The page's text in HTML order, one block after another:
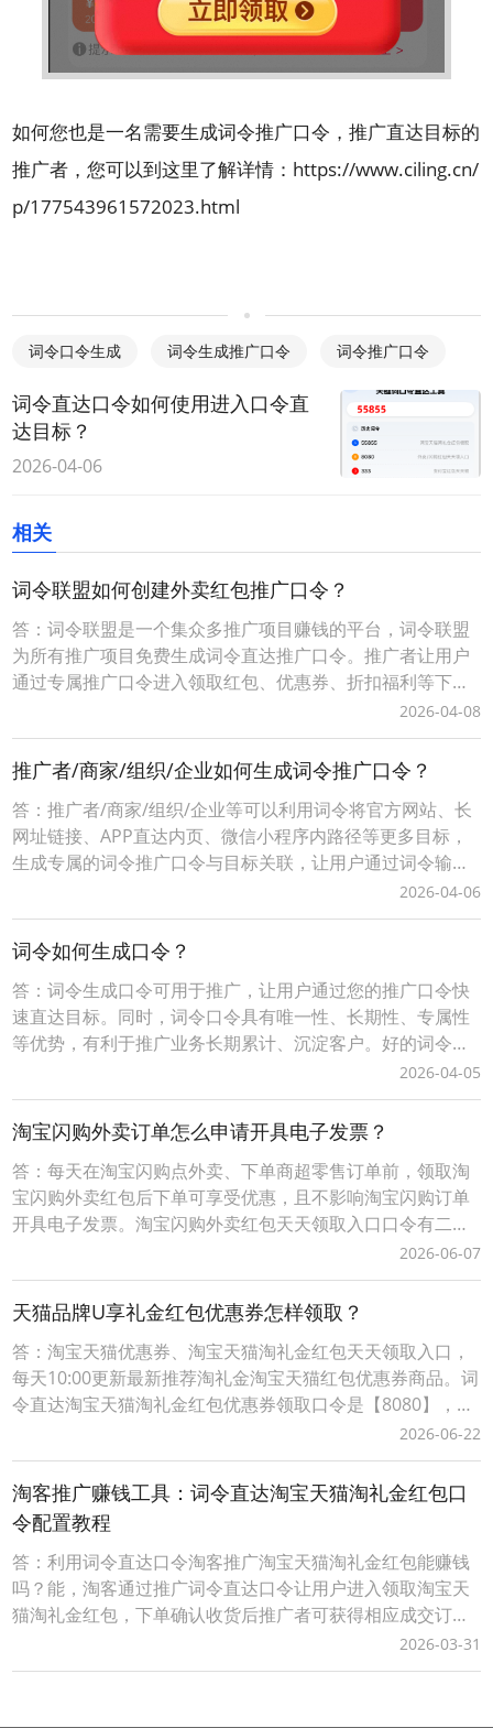
如何您也是一名需要生成词令推广口令，推广直达目标的
推广者，您可以到这里了解详情： https://www.ciling.cn/
p/177543961572023.html
词令口令生成 词令生成推广口令 词令推广口令
词令直达口令如何使用进入口令直
达目标？
2026-04-06
相关
词令联盟如何创建外卖红包推广口令？
答：词令联盟是一个集众多推广项目赚钱的平台，词令联盟
为所有推广项目免费生成词令直达推广口令。推广者让用户
通过专属推广口令进入领取红包、优惠券、折扣福利等下单
可享受优惠，推广者可获得成交订单相应的佣金轻松赚钱。0
成本无压力、多劳多得时间自由、您只需做好一件事让用户
通过您的词令直达专属推广口令或推广素材进入下单即可获
得佣金，无需处理发货、服务等问题。词令联盟如何创建
2026-04-08
推广者/商家/组织/企业如何生成词令推广口令？
答：推广者/商家/组织/企业等可以利用词令将官方网站、长
网址链接、APP直达内页、微信小程序内路径等更多目标，
生成专属的词令推广口令与目标关联，让用户通过词令输入
口令直接打开目标。在词令口令有效期推广者可任意修改打
开的直达目标。推广者/商家/组织/企业如何生成词令推广口
令？第一步：注册申请自定义词令推广口令打开词令口令注
册申请官网：https://k.cilin
2026-04-06
词令如何生成口令？
答：词令生成口令可用于推广，让用户通过您的推广口令快
速直达目标。同时，词令口令具有唯一性、长期性、专属性
等优势，有利于推广业务长期累计、沉淀客户。好的词令推
广口令（简单、易记、有含义）具有增值性、灵活性等优
势，可任意、随时更换口令打开的推广目标。词令生成口令
分为免费固定格式口令和付费自定义格式口令，不同的口令
有一定的差异性请以词令官方实际规则为准。一、自定义词
令
2026-04-05
淘宝闪购外卖订单怎么申请开具电子发票？
答：每天在淘宝闪购点外卖、下单商超零售订单前，领取淘
宝闪购外卖红包后下单可享受优惠，且不影响淘宝闪购订单
开具电子发票。淘宝闪购外卖红包天天领取入口口令有二种
方式：1、淘宝闪购外卖红包领取口令【188288】，打开手
机淘宝APP，顶部选择导航【闪购外卖】后，输入淘宝闪购
外卖红包领取口令【188288】，即可成功领取当天可用的有
效外卖红包。2、词令直达外卖红包领取口
2026-06-07
天猫品牌U享礼金红包优惠券怎样领取？
答：淘宝天猫优惠券、淘宝天猫淘礼金红包天天领取入口，
每天10:00更新最新推荐淘礼金淘宝天猫红包优惠券商品。词
令直达淘宝天猫淘礼金红包优惠券领取口令是【8080】，每
天淘宝天猫购物前打开词令App，输入口令【 8080 】，搜
索进入前往淘礼金淘宝天猫红包优惠券领取入口挑选要购买
的商品领取淘宝天猫优惠券、淘宝天猫商品红包；词令直达
淘宝天猫优惠券淘礼金红包领取口令如
2026-06-22
淘客推广赚钱工具：词令直达淘宝天猫淘礼金红包口
令配置教程
答：利用词令直达口令淘客推广淘宝天猫淘礼金红包能赚钱
吗？能，淘客通过推广词令直达口令让用户进入领取淘宝天
猫淘礼金红包，下单确认收货后推广者可获得相应成交订单
的佣金。而词令直达口令具有唯一性、可长期有效性，适合
淘客长期沉淀客户资源实现用户复用、复购获得长期收益。
2026-03-31